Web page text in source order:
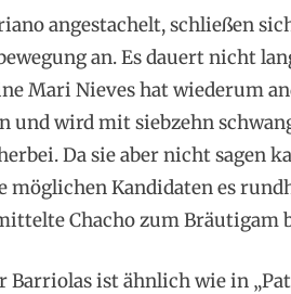
angestachelt, schließen
an. Es dauert nicht
Mari Nieves hat wiederum
und wird mit siebzehn
Da sie aber nicht sagen
Kandidaten es
Chacho zum Bräutigam
ist ähnlich wie in